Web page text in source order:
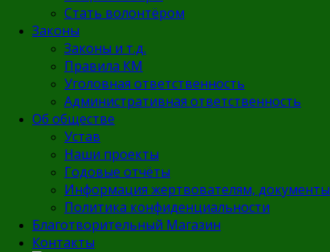
Стать волонтёром
Законы
Законы и т.д.
Правила КМ
Уголовная ответственность
Административная ответственность
Об обществе
Устав
Наши проекты
Годовые отчёты
Информация жертвователям, документы
Политика конфиденциальности
Благотворительный Магазин
Контакты